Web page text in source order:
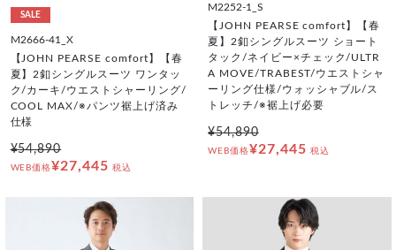
SALE
M2666-41_X
【JOHN PEARSE comfort】【春
夏】2釦シングルスーツ ワンタッ
ク/カーキ/ウエストシャーリング/
COOL MAX/※パンツ裾上げ済み
仕様
¥54,890
WEB価格¥27,445 税込
M2252-1_S
【JOHN PEARSE comfort】【春
夏】2釦シングルスーツ ショート
タック/ネイビー×チェック/ULTR
A MOVE/TRABEST/ウエストシャ
ーリング仕様/ウォッシャブル/ス
トレッチ/※裾上げ必要
¥54,890
WEB価格¥27,445 税込